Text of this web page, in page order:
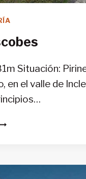
Situación:
en el valle de